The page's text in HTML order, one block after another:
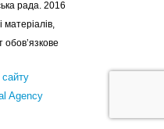
рада. 2016
матеріалів,
Agency